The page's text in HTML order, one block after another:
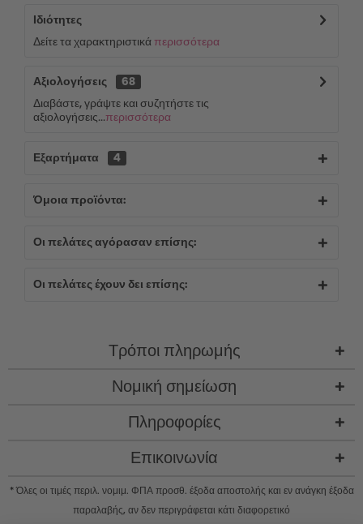
Ιδιότητες
Δείτε τα χαρακτηριστικά περισσότερα
Αξιολογήσεις
68
Διαβάστε, γράψτε και συζητήστε τις
αξιολογήσεις...περισσότερα
Εξαρτήματα 4
Όμοια προϊόντα:
Οι πελάτες αγόρασαν επίσης:
Οι πελάτες έχουν δει επίσης:
Τρόποι πληρωμής
Νομική σημείωση
Πληροφορίες
Επικοινωνία
* Όλες οι τιμές περιλ. νομιμ. ΦΠΑ προσθ. έξοδα αποστολής και εν ανάγκη έξοδα
παραλαβής, αν δεν περιγράφεται κάτι διαφορετικό